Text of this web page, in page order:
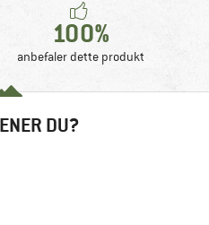
100%
anbefaler dette produkt
DU?